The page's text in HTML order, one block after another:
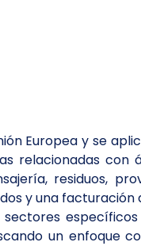
Europea y se
relacionadas
residuos,
y una facturación
un enfoque